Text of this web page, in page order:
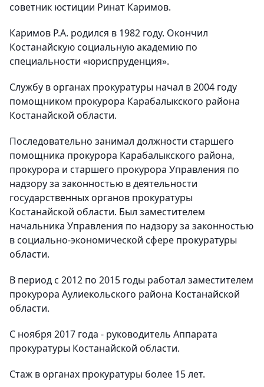
советник юстиции Ринат Каримов.
Каримов Р.А. родился в 1982 году. Окончил
Костанайскую социальную академию по
специальности «юриспруденция».
Службу в органах прокуратуры начал в 2004 году
помощником прокурора Карабалыкского района
Костанайской области.
Последовательно занимал должности старшего
помощника прокурора Карабалыкского района,
прокурора и старшего прокурора Управления по
надзору за законностью в деятельности
государственных органов прокуратуры
Костанайской области. Был заместителем
начальника Управления по надзору за законностью
в социально-экономической сфере прокуратуры
области.
В период с 2012 по 2015 годы работал заместителем
прокурора Аулиекольского района Костанайской
области.
С ноября 2017 года - руководитель Аппарата
прокуратуры Костанайской области.
Стаж в органах прокуратуры более 15 лет.